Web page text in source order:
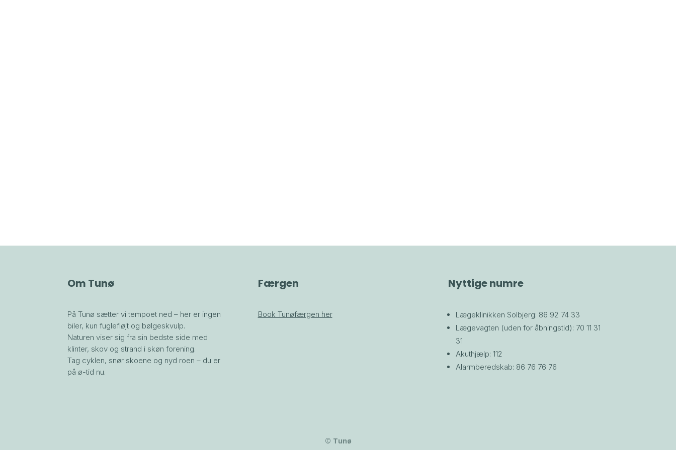
Om Tunø
På Tunø sætter vi tempoet ned – her er ingen
biler, kun fuglefløjt og bølgeskvulp.
Naturen viser sig fra sin bedste side med
klinter, skov og strand i skøn forening.
Tag cyklen, snør skoene og nyd roen – du er
på ø-tid nu.
Færgen
Book Tunøfærgen her
Nyttige numre
Lægeklinikken Solbjerg: 86 92 74 33
Lægevagten (uden for åbningstid): 70 11 31
31
Akuthjælp: 112
Alarmberedskab: 86 76 76 76
© Tunø